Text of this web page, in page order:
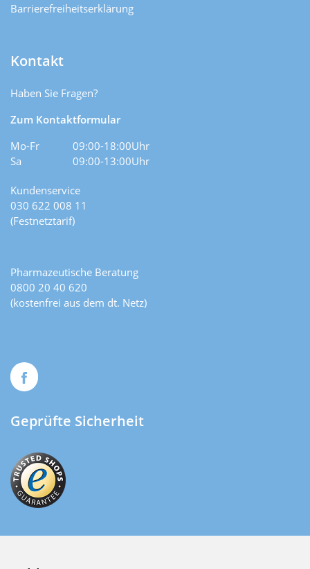
Barrierefreiheitserklärung
Kontakt
Haben Sie Fragen?
Zum Kontaktformular
Mo-Fr
09:00-18:00Uhr
Sa
09:00-13:00Uhr
Kundenservice
030 622 008 11
(Festnetztarif)
Pharmazeutische Beratung
0800 20 40 620
(kostenfrei aus dem dt. Netz)
Geprüfte Sicherheit